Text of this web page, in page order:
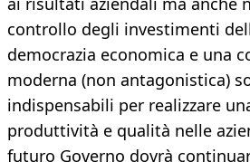
controllo degli investimenti
democrazia economica e una
moderna (non antagonistica)
indispensabili per realizzare
produttività e qualità nelle
futuro Governo dovrà